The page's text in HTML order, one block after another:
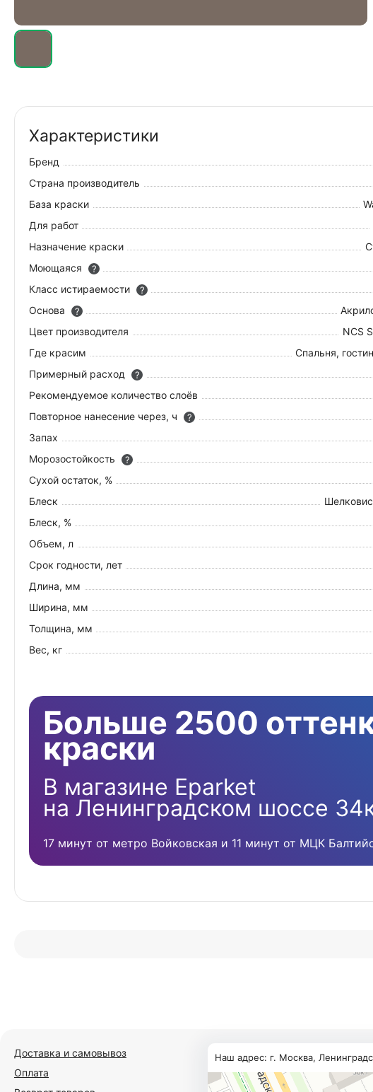
Характеристики
Бренд
Страна производитель
База краски
Для работ
Назначение краски
Моющаяся
?
Класс истираемости
?
Основа
?
Цвет производителя
NCS
Где красим
Спальня,
Примерный расход
?
Рекомендуемое количество слоёв
Повторное нанесение через, ч
?
Запах
Морозостойкость
?
Сухой остаток, %
Блеск
Блеск, %
Объем, л
Срок годности, лет
Длина, мм
Ширина, мм
Толщина, мм
Вес, кг
Больше 2500
краски
В магазине Eparket
на Ленинградском шоссе
17 минут от метро Войковская и 11 минут от МЦК
Доставка и самовывоз
Оплата
Наш адрес: г. Москва,